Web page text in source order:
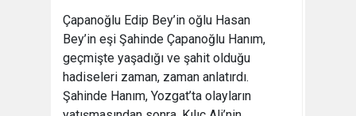
Çapanoğlu Edip Bey’in oğlu Hasan
Bey’in eşi Şahinde Çapanoğlu Hanım,
geçmişte yaşadığı ve şahit olduğu
hadiseleri zaman, zaman anlatırdı.
Şahinde Hanım, Yozgat’ta olayların